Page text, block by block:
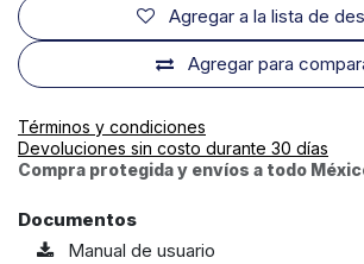
Agregar para
Agregar a la lista de
Términos y condiciones
Devoluciones sin costo durante 30 días
Compra protegida y envíos a todo
Documentos
Manual de usuario